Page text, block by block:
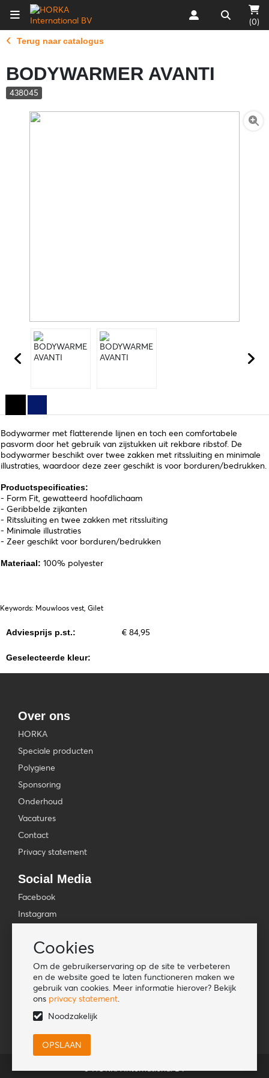
Cookies
Om de gebruikerservaring op de site te verbeteren
en de website goed te laten functioneren maken we
gebruik van cookies. Meer informatie hierover? Bekijk
ons privacy statement.
Noodzakelijk
(0)
Terug naar catalogus
BODYWARMER AVANTI
438045
Bodywarmer met flatterende lijnen en toch een comfortabele
pasvorm door het gebruik van zijstukken uit rekbare ribstof. De
bodywarmer beschikt over twee zakken met ritssluiting en minimale
illustraties, waardoor deze zeer geschikt is voor borduren/bedrukken.
Productspecificaties:
- Form Fit, gewatteerd hoofdlichaam
- Geribbelde zijkanten
- Ritssluiting en twee zakken met ritssluiting
- Minimale illustraties
- Zeer geschikt voor borduren/bedrukken
Materiaal: 100% polyester
Keywords: Mouwloos vest, Gilet
Adviesprijs p.st.: € 84,95
Geselecteerde kleur:
Over ons
HORKA
Speciale producten
Polygiene
Sponsoring
Onderhoud
Vacatures
Contact
Privacy statement
Social Media
Facebook
Instagram
TikTok
Tools
Lookbook
Nieuwe klant
© HORKA International BV